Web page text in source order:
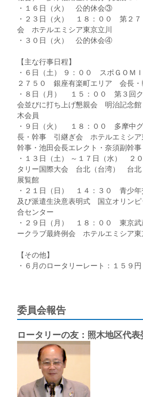
・１６日（火） 公的休会③
・２３日（火） １８：００ 第２
会 ホテルエミシア東京立川
・３０日（火） 公的休会④
【主な行事日程】
・６日（土） ９：００ スポＧＯＭＩ
２７５０ 銀座有楽町エリア 会長・
・８日（月） １５：００ 第３回
会並びに打ち上げ懇親会 明治記念
木会員
・９日（火） １８：００ 多摩中グ
長・幹事 引継ぎ会 ホテルエミシア
幹事・池田会長エレクト・奈須副幹事
・１３日（土） ～１７日（水） ２
タリー国際大会 台北（台湾） 台北
展覧館
・２１日（日） １４：３０ 青少年
及び派遣生決意表明式 国立オリンピ
合センター
・２９日（月） １８：００ 東京武
ークラブ最終例会 ホテルエミシア東
【その他】
・６月のロータリーレート：１５９円
委員会報告
ロータリーの友：照木地区代表